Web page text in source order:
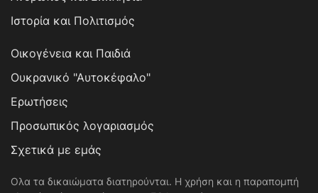
Ιστορία και Πολιτισμός
Οικογένεια και Παιδιά
Ουκρανικό "Αυτοκέφαλο"
Ερωτήσεις
Προσωπικός λογαριασμός
Σχετικά με εμάς
Ολα τα δικαιώματα διατηρούνται. Η χρήση και η παραπομπή